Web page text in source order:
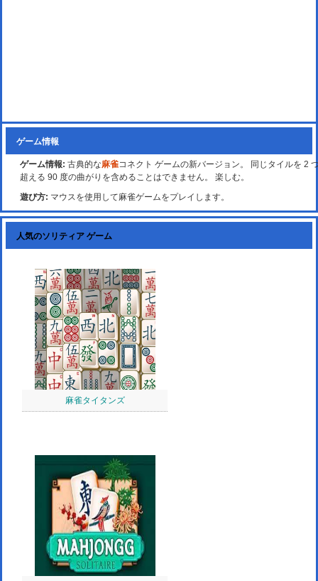
ゲーム情報
ゲーム情報: 古典的な麻雀コネクト ゲームの新バージョン。 同じタイルを 2
超える 90 度の曲がりを含めることはできません。 楽しむ。
遊び方: マウスを使用して麻雀ゲームをプレイします。
人気のソリティア ゲーム
麻雀タイタンズ